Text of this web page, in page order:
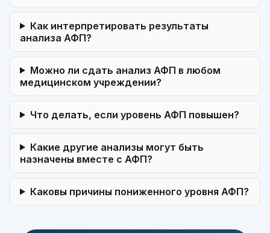
Как интерпретировать результаты
анализа АФП?
Можно ли сдать анализ АФП в любом
медицинском учреждении?
Что делать, если уровень АФП повышен?
Какие другие анализы могут быть
назначены вместе с АФП?
Каковы причины пониженного уровня АФП?